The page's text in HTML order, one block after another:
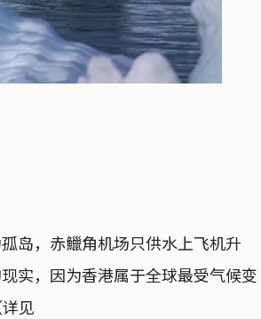
岛，赤鱲角机场只供水上飞机升
，因为香港属于全球最受气候变
见